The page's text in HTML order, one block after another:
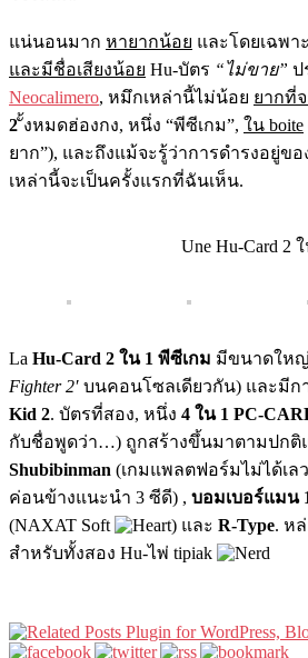
แน่นอนมาก หายากน้อย และโดยเฉพา
และมีชื่อเสียงน้อย Hu-บัตร “ไม่ขาย” ป
Neocalimero, หมึกเหล่านี้ไม่น้อย ยากที่
2ั้งหมดฮ่องกง, หนึ่ง “พีซีเกม”, ใน boite
ยาก”), และถึงแม้จะรู้ว่าการดำรงอยู่ขอ
เหล่านี้จะเป็นครั้งแรกที่ฉันเห็น.
Une Hu-Card 2
La Hu-Card 2 ใน 1 พีซีเกม มีขนาดให
Fighter 2′ บนคอนโซลเดียวกัน) และมีก
Kid 2. บัตรที่สอง, หนึ่ง 4 ใน 1 PC-
กับชื่อพูดว่า…) ถูกสร้างขึ้นมาตามปกติ
Shubibinman (เกมแพลตฟอร์มไม่ได้เล
ค่อนข้างแนะนำ 3 ซีดี) , บอมเบอร์แมน
(NAXAT Soft
) และ R-Type. ห
สำหรับทั้งสอง Hu-ไพ่ tipiak